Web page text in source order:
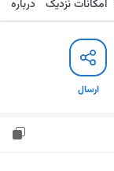
امکانات نزدیک درباره
ارسال